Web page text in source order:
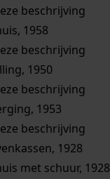
beschrijving
1958
beschrijving
1950
beschrijving
1953
beschrijving
1928
met schuur, 1928